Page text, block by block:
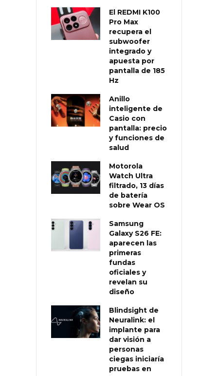
El REDMI K100
Pro Max
recupera el
subwoofer
integrado y
apuesta por
pantalla de 185
Hz
Anillo
inteligente de
Casio con
pantalla: precio
y funciones de
salud
Motorola
Watch Ultra
filtrado, 13 días
de batería
sobre Wear OS
Samsung
Galaxy S26 FE:
aparecen las
primeras
fundas
oficiales y
revelan su
diseño
Blindsight de
Neuralink: el
implante para
dar visión a
personas
ciegas iniciaría
pruebas en